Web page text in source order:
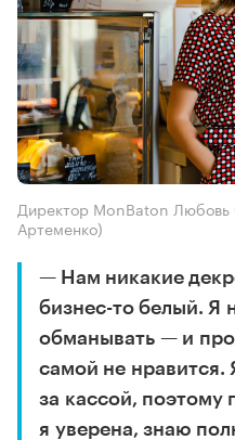
Директор MonBaton Любовь
Артеменко)
— Нам никакие
бизнес-то белый. Я
обманывать — и
самой не нравится.
за кассой, поэтому
я уверена, знаю